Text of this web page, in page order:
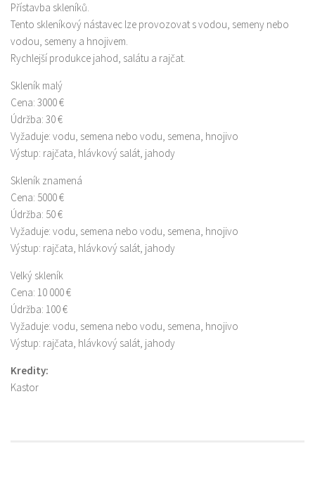
Přístavba skleníků.
Tento skleníkový nástavec lze provozovat s vodou, semeny nebo
vodou, semeny a hnojivem.
Rychlejší produkce jahod, salátu a rajčat.
Skleník malý
Cena: 3000 €
Údržba: 30 €
Vyžaduje: vodu, semena nebo vodu, semena, hnojivo
Výstup: rajčata, hlávkový salát, jahody
Skleník znamená
Cena: 5000 €
Údržba: 50 €
Vyžaduje: vodu, semena nebo vodu, semena, hnojivo
Výstup: rajčata, hlávkový salát, jahody
Velký skleník
Cena: 10 000 €
Údržba: 100 €
Vyžaduje: vodu, semena nebo vodu, semena, hnojivo
Výstup: rajčata, hlávkový salát, jahody
Kredity:
Kastor